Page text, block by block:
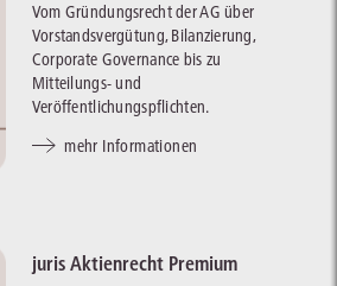
Vom Gründungsrecht der AG über
Vorstandsvergütung, Bilanzierung,
Corporate Governance bis zu
Mitteilungs- und
Veröffentlichungspflichten.
mehr Informationen
juris Aktienrecht Premium